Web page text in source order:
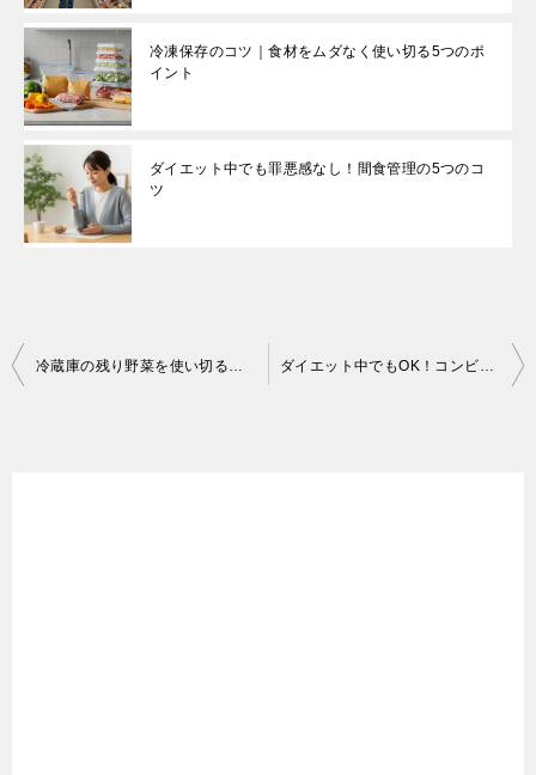
冷凍保存のコツ｜食材をムダなく使い切る5つのポ
イント
ダイエット中でも罪悪感なし！間食管理の5つのコ
ツ
投
冷蔵庫の残り野菜を使い切る！簡単レシピ5選【フードロス削減＆節約】 ダイエット中でもOK！コンビニおやつの選び方ガイド｜罪悪感を減らす5つのポイント